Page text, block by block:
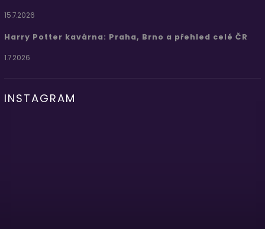
15.7.2026
Harry Potter kavárna: Praha, Brno a přehled celé ČR
1.7.2026
INSTAGRAM